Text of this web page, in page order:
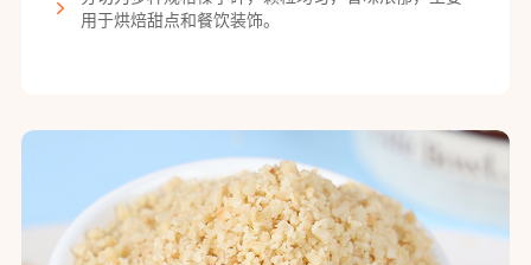
用于烘焙甜点和餐饮装饰。